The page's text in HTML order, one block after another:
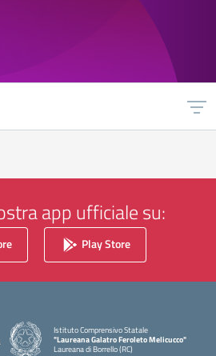
app ufficiale su:
Play Store
Istituto Comprensivo Statale
"Laureana Galatro Feroleto Melicucco"
Laureana di Borrello (RC)